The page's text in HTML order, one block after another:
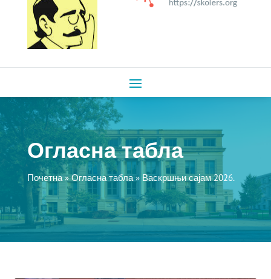
Огласна табла
Почетна»Огласна табла» Васкршњи сајам 2026.